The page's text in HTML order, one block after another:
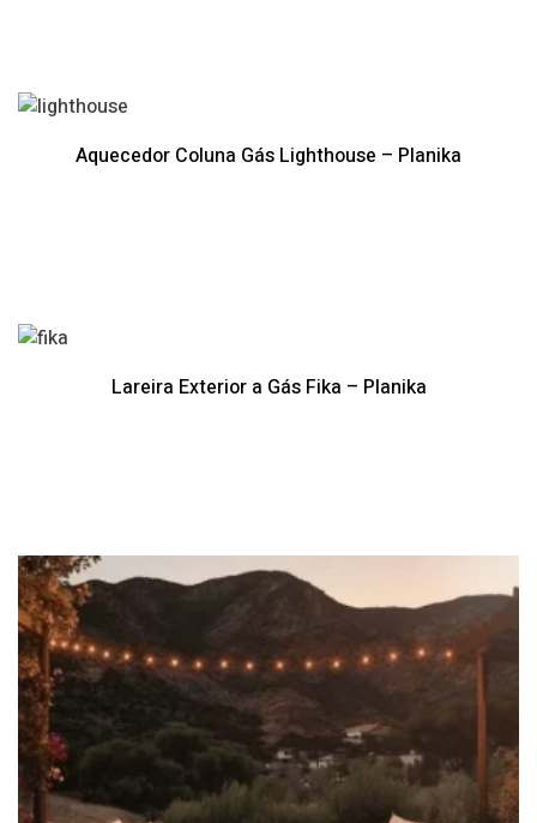
Aquecedor Coluna Gás Lighthouse – Planika
Lareira Exterior a Gás Fika – Planika